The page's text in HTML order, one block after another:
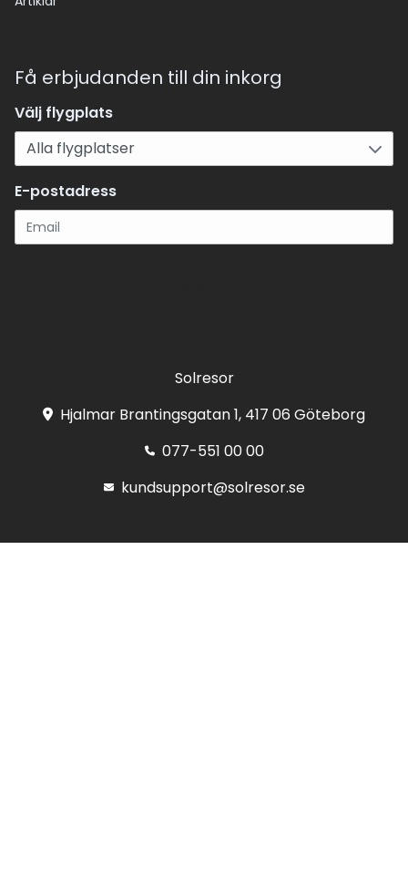
Få erbjudanden till din inkorg
Välj flygplats
E-postadress
Solresor
Hjalmar Brantingsgatan 1, 417 06 Göteborg
077-551 00 00
kundsupport@solresor.se